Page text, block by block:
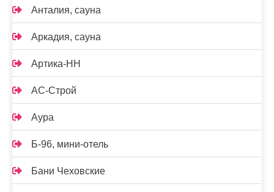
Анталия, сауна
Аркадия, сауна
Артика-НН
АС-Строй
Аура
Б-96, мини-отель
Бани Чеховские